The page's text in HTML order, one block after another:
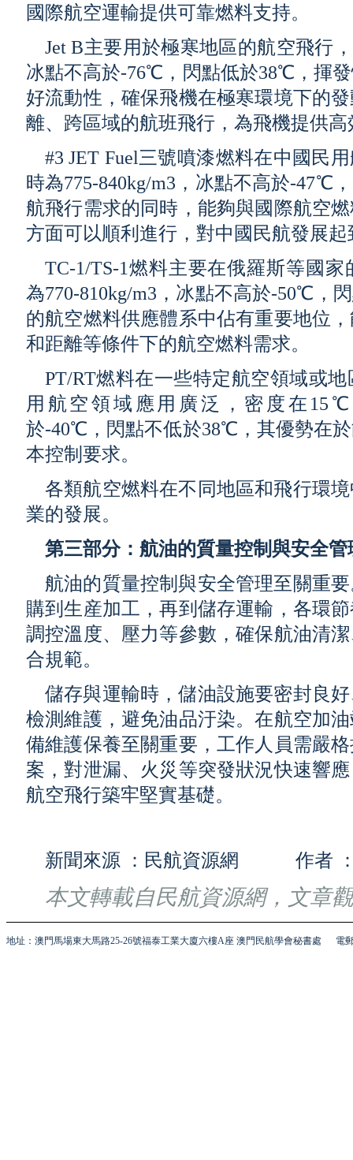
國際航空運輸提供可靠燃料支持。
Jet B主要用於極寒地區的航空飛行
冰點不高於-76℃，閃點低於38℃，揮
好流動性，確保飛機在極寒環境下的
離、跨區域的航班飛行，為飛機提供
#3 JET Fuel三號噴漆燃料在中國民
時為775-840kg/m3，冰點不高於-47℃
航飛行需求的同時，能夠與國際航空
方面可以順利進行，對中國民航發展
TC-1/TS-1燃料主要在俄羅斯等國
為770-810kg/m3，冰點不高於-50℃，
的航空燃料供應體系中佔有重要地位
和距離等條件下的航空燃料需求。
PT/RT燃料在一些特定航空領域或
用航空領域應用廣泛，密度在15℃
於-40℃，閃點不低於38℃，其優勢在
本控制要求。
各類航空燃料在不同地區和飛行環
業的發展。
第三部分：航油的質量控制與安全管
航油的質量控制與安全管理至關重
購到生産加工，再到儲存運輸，各環
調控溫度、壓力等參數，確保航油清
合規範。
儲存與運輸時，儲油設施要密封良
檢測維護，避免油品汙染。在航空加
備維護保養至關重要，工作人員需嚴
案，對泄漏、火災等突發狀況快速響
航空飛行築牢堅實基礎。
新聞來源 ：民航資源網 作者
本文轉載自民航資源網，文章
地址：澳門馬場東大馬路25-26號福泰工業大廈六樓A座 澳門民航學會秘書處 電